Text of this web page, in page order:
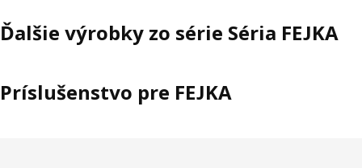
Ďalšie výrobky zo série Séria FEJKA
Príslušenstvo pre FEJKA